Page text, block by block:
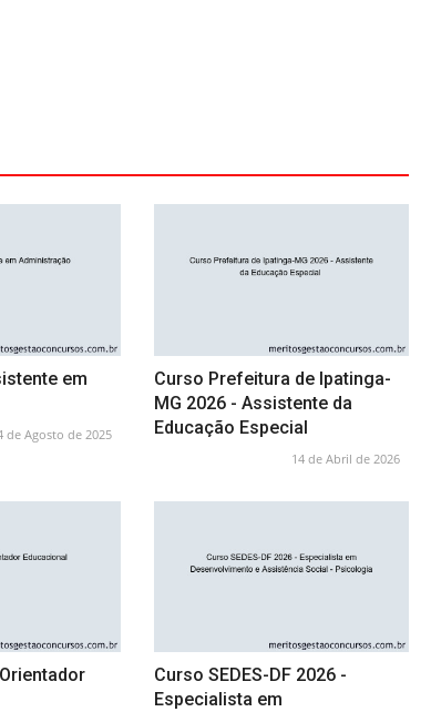
em
de Agosto de 2025
Curso Prefeitura de Ipatinga-
MG 2026 - Assistente da
Educação Especial
14 de Abril de 2026
Curso SEDES-DF 2026 -
Especialista em